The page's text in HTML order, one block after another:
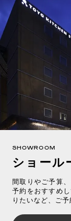
SHOWROOM
ショール
間取りやご予算
予約をおすすめ
りたいなど、ご